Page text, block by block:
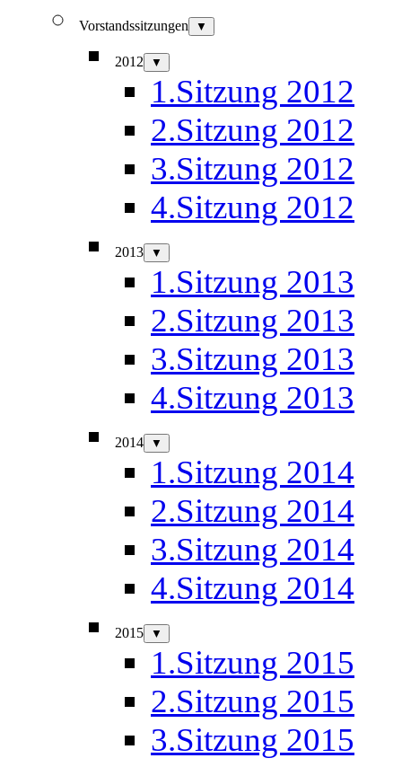
Vorstandssitzungen ▼
2012 ▼
1.Sitzung 2012
2.Sitzung 2012
3.Sitzung 2012
4.Sitzung 2012
2013 ▼
1.Sitzung 2013
2.Sitzung 2013
3.Sitzung 2013
4.Sitzung 2013
2014 ▼
1.Sitzung 2014
2.Sitzung 2014
3.Sitzung 2014
4.Sitzung 2014
2015 ▼
1.Sitzung 2015
2.Sitzung 2015
3.Sitzung 2015